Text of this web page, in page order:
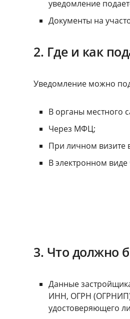
уведомление
Документы на
2. Где и как
Уведомление можно
В органы местного
Через МФЦ;
При личном визите
В электронном виде
3. Что должно
Данные
ИНН, ОГРН (ОГРНИП).
удостоверяющего